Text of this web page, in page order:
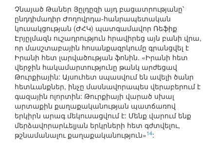
Չնայած Թաներ Յըլդըզի այդ բացատրությանը՝
ընդդիմադիր Ժողովրդա-հանրապետական
կուսակցության (ԺՀԿ) պատգամավոր Ռեֆիք
Էրյըլմազն ուշադրություն հրավիրեց այն բանի վրա,
որ մասշտաբային հոսանքազրկումը գրանցվել է
Իրանի հետ լարվածության ֆոնին. «Իրանի հետ
վերջին հակամարտությունը թանկ արժեցավ
Թուրքիային: Այսուհետ սպասվում են ավելի ծանր
հետևանքներ, ինչը մասնավորապես վերաբերում է
գազային ոլորտին: Թուրքիայի վարած սխալ
արտաքին քաղաքականության պատճառով
երկիրն արագ մեկուսացվում է: Մենք վարում ենք
մերձավորարևելյան երկրների հետ գժտվելու,
թշնամանալու քաղաքականություն»14: